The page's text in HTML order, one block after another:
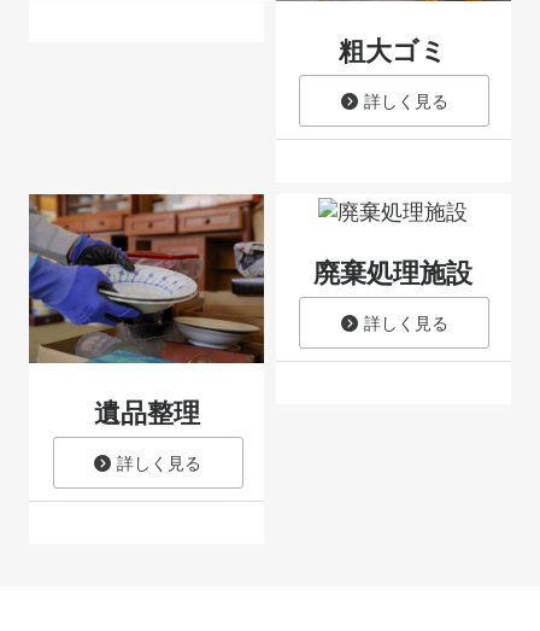
粗大ゴミ
詳しく見る
遺品整理
詳しく見る
廃棄処理施設
詳しく見る